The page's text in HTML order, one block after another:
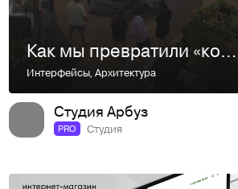
Как мы превратили «компанию по посадке деревьев» в статусное бюро
Интерфейсы,Архитектура
Студия Арбуз
PRO Студия